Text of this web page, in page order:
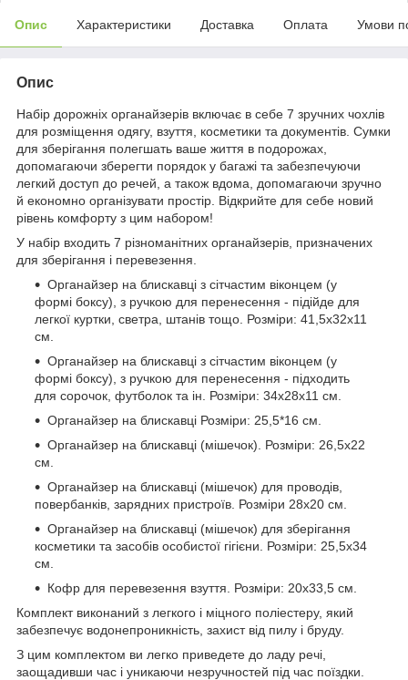
Опис Характеристики Доставка Оплата Умови
Опис
Набір дорожніх органайзерів включає в себе 7 зручних чохлів
для розміщення одягу, взуття, косметики та документів. Сумки
для зберігання полегшать ваше життя в подорожах,
допомагаючи зберегти порядок у багажі та забезпечуючи
легкий доступ до речей, а також вдома, допомагаючи зручно
й економно організувати простір. Відкрийте для себе новий
рівень комфорту з цим набором!
У набір входить 7 різноманітних органайзерів, призначених
для зберігання і перевезення.
Органайзер на блискавці з сітчастим віконцем (у
формі боксу), з ручкою для перенесення - підійде для
легкої куртки, светра, штанів тощо. Розміри: 41,5х32х11
см.
Органайзер на блискавці з сітчастим віконцем (у
формі боксу), з ручкою для перенесення - підходить
для сорочок, футболок та ін. Розміри: 34х28х11 см.
Органайзер на блискавці Розміри: 25,5*16 см.
Органайзер на блискавці (мішечок). Розміри: 26,5х22
см.
Органайзер на блискавці (мішечок) для проводів,
повербанків, зарядних пристроїв. Розміри 28х20 см.
Органайзер на блискавці (мішечок) для зберігання
косметики та засобів особистої гігієни. Розміри: 25,5х34
см.
Кофр для перевезення взуття. Розміри: 20х33,5 см.
Комплект виконаний з легкого і міцного поліестеру, який
забезпечує водонепроникність, захист від пилу і бруду.
З цим комплектом ви легко приведете до ладу речі,
заощадивши час і уникаючи незручностей під час поїздки.